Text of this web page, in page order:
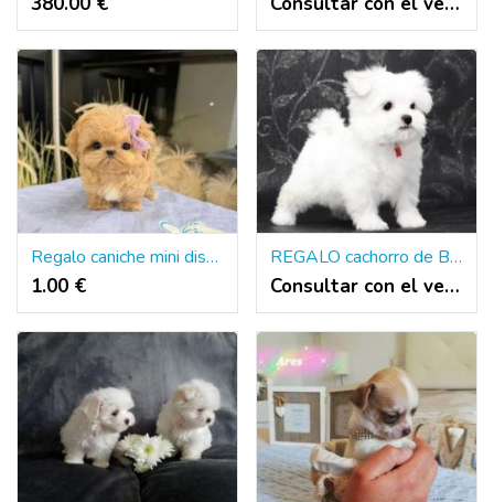
Regalo caniche mini disponibles para adopción(+34634683995)
1.00 €
REGALO cachorro de Bichon Maltes Mini
Consultar con el vendedor